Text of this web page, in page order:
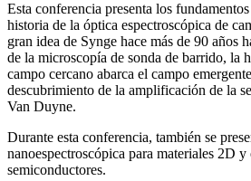
Esta conferencia presenta los
historia de la óptica espectroscópica de
gran idea de Synge hace más de 90 años
de la microscopía de sonda de barrido, la
campo cercano abarca el campo
descubrimiento de la amplificación de la
Van Duyne.
Durante esta conferencia, también se
nanoespectroscópica para materiales 2D
semiconductores.